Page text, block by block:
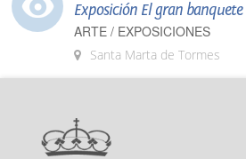
Exposición El gran banquete
ARTE / EXPOSICIONES
Santa Marta de Tormes